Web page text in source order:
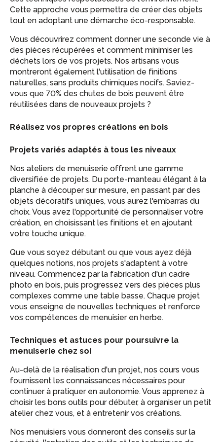
Cette approche vous permettra de créer des objets
tout en adoptant une démarche éco-responsable.
Vous découvrirez comment donner une seconde vie à
des pièces récupérées et comment minimiser les
déchets lors de vos projets. Nos artisans vous
montreront également l'utilisation de finitions
naturelles, sans produits chimiques nocifs. Saviez-
vous que 70% des chutes de bois peuvent être
réutilisées dans de nouveaux projets ?
Réalisez vos propres créations en bois
Projets variés adaptés à tous les niveaux
Nos ateliers de menuiserie offrent une gamme
diversifiée de projets. Du porte-manteau élégant à la
planche à découper sur mesure, en passant par des
objets décoratifs uniques, vous aurez l'embarras du
choix. Vous avez l'opportunité de personnaliser votre
création, en choisissant les finitions et en ajoutant
votre touche unique.
Que vous soyez débutant ou que vous ayez déjà
quelques notions, nos projets s'adaptent à votre
niveau. Commencez par la fabrication d'un cadre
photo en bois, puis progressez vers des pièces plus
complexes comme une table basse. Chaque projet
vous enseigne de nouvelles techniques et renforce
vos compétences de menuisier en herbe.
Techniques et astuces pour poursuivre la
menuiserie chez soi
Au-delà de la réalisation d'un projet, nos cours vous
fournissent les connaissances nécessaires pour
continuer à pratiquer en autonomie. Vous apprenez à
choisir les bons outils pour débuter, à organiser un petit
atelier chez vous, et à entretenir vos créations.
Nos menuisiers vous donneront des conseils sur la